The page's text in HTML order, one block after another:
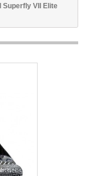
Superfly VII Elite